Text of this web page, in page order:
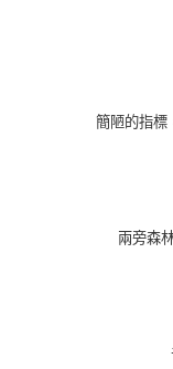
簡陋的指標
兩旁森